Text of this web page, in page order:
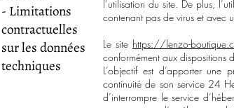
- Limitations
contractuelles
sur les données
techniques
l’utilisation du site. De plus,
contenant pas de virus et avec
Le site https://lenzo-
conformément aux dispositions
L’objectif est d’apporter une
continuité de son service 24
d’interrompre le service